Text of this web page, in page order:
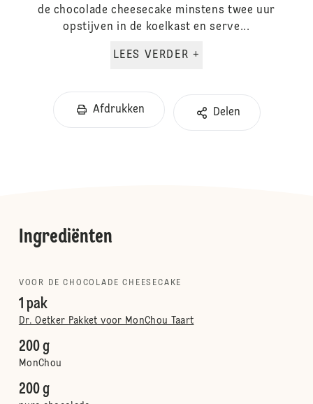
de chocolade cheesecake minstens twee uur
opstijven in de koelkast en serve...
LEES VERDER +
Afdrukken Delen
Ingrediënten
VOOR DE CHOCOLADE CHEESECAKE
1 pak
Dr. Oetker Pakket voor MonChou Taart
200 g
MonChou
200 g